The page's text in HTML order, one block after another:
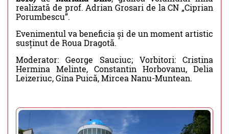
realizată de prof. Adrian Grosari de la CN „Ciprian
Porumbescu”.
Evenimentul va beneficia și de un moment artistic
susținut de Roua Dragotă.
Moderator: George Sauciuc; Vorbitori: Cristina
Hermina Melinte, Constantin Horbovanu, Delia
Leizeriuc, Gina Puică, Mircea Nanu-Muntean.